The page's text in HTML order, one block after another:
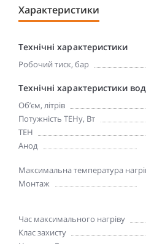
Характеристики
Технічні характеристики
Робочий тиск, бар
Технічні характеристики
Об’єм, літрів
Потужність ТЕНу, Вт
ТЕН
Анод
Максимальна температура
Монтаж
Час максимального нагріву
Клас захисту